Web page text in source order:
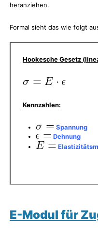
heranziehen.
Formal sieht das wie folgt
Hookesche Gesetz
Kennzahlen:
Spannung
Dehnung
E-Modul für